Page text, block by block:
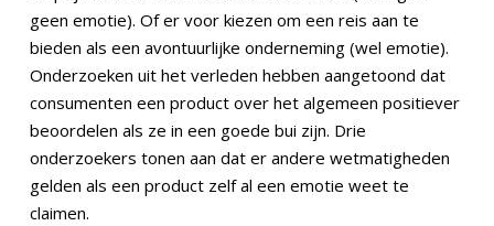
geen emotie). Of er voor kiezen om een reis aan te
bieden als een avontuurlijke onderneming (wel emotie).
Onderzoeken uit het verleden hebben aangetoond dat
consumenten een product over het algemeen positiever
beoordelen als ze in een goede bui zijn. Drie
onderzoekers tonen aan dat er andere wetmatigheden
gelden als een product zelf al een emotie weet te
claimen.